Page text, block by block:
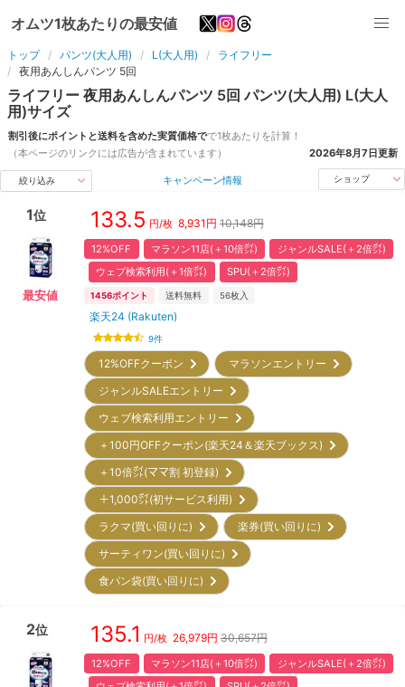
オムツ1枚あたりの最安値
トップ パンツ(大人用) L(大人用)
ライフリー
夜用あんしんパンツ 5回
ライフリー 夜用あんしんパンツ 5回 パンツ(大人用) L(大人
用)サイズ
割引後にポイントと送料を含めた実質価格でで1枚あたりを計算！
（本ページのリンクには広告が含まれています）
2026年8月7日更新
絞り込み キャンペーン情報 ショップ
1位
最安値
133.5 円/枚 8,931 円 10,148円
12%OFF マラソン11店(＋10倍㌽)
ジャンルSALE(＋2倍㌽)
ウェブ検索利用(＋1倍㌽)
SPU(＋2倍㌽)
1456ポイント 送料無料 56枚入
楽天24 (Rakuten)
9件
12%OFFクーポン
マラソンエントリー
ジャンルSALEエントリー
ウェブ検索利用エントリー
＋100円OFFクーポン(楽天24＆楽天ブックス)
＋10倍㌽(ママ割 初登録)
＋1,000㌽(初サービス利用)
ラクマ(買い回りに)
楽券(買い回りに)
サーティワン(買い回りに)
食パン袋(買い回りに)
2位 135.1 円/枚 26,979円 30,657円
12%OFF マラソン11店(＋10倍㌽)
ジャンルSALE(＋2倍㌽)